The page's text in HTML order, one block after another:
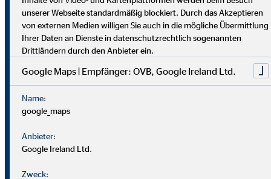
Wissen praktisch an. Nach einer Job-Pause kannst du flexibel
einsteigen, und Finanzprofis finden bei uns neue Chancen.
unserer Webseite standardmäßig blockiert. Durch das Akzeptieren
von externen Medien willigen Sie auch in die mögliche Übermittlung
Ihrer Daten an Dienste in datenschutzrechtlich sogenannten
Drittländern durch den Anbieter ein.
Google Maps | Empfänger: OVB, Google Ireland Ltd.
Name:
google_maps
Anbieter:
Google Ireland Ltd.
Zweck: